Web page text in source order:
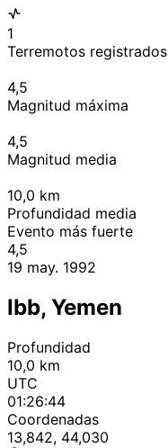
1
Terremotos registrados
4,5
Magnitud máxima
4,5
Magnitud media
10,0 km
Profundidad media
Evento más fuerte
4,5
19 may. 1992
Ibb, Yemen
Profundidad
10,0 km
UTC
01:26:44
Coordenadas
13,842, 44,030